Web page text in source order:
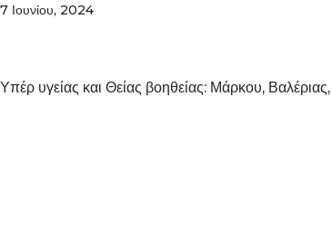
7 Ιουνίου, 2024
Υπέρ υγείας και Θείας βοηθείας: Μάρκου,